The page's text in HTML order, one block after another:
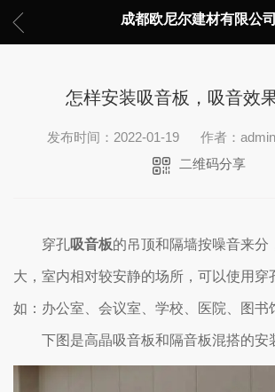
成都欧尼尔建材有限公司
怎样安装吸音板，吸音效
发布时间：2022-01-19 作者：admin
二维码分享
穿孔吸音板的吊顶和隔墙按噪音来分
大，室内相对较安静的场所，可以使用穿
如：办公室、会议室、学校、医院、图
下图是高晶吸音板和隔音板混搭的安